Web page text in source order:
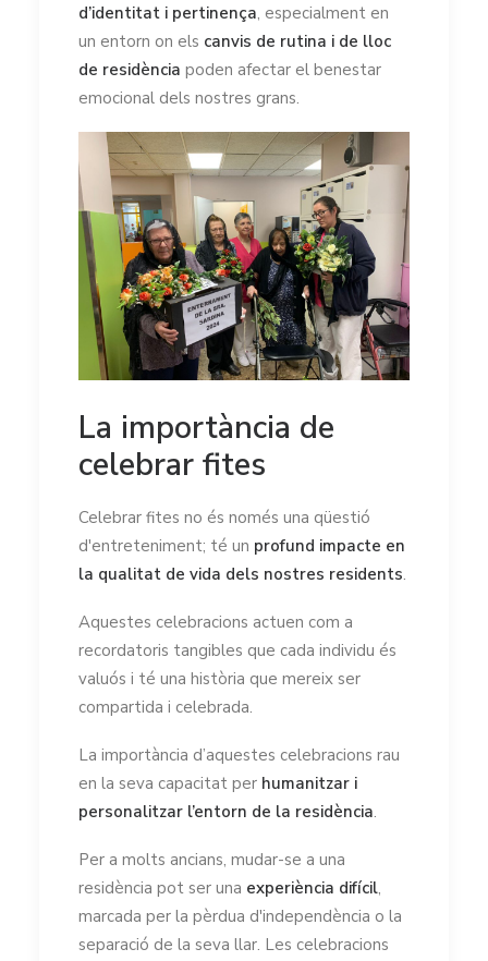
d’identitat i pertinença, especialment en
un entorn on els canvis de rutina i de lloc
de residència poden afectar el benestar
emocional dels nostres grans.
La importància de
celebrar fites
Celebrar fites no és només una qüestió
d'entreteniment; té un profund impacte en
la qualitat de vida dels nostres residents.
Aquestes celebracions actuen com a
recordatoris tangibles que cada individu és
valuós i té una història que mereix ser
compartida i celebrada.
La importància d’aquestes celebracions rau
en la seva capacitat per humanitzar i
personalitzar l’entorn de la residència.
Per a molts ancians, mudar-se a una
residència pot ser una experiència difícil,
marcada per la pèrdua d'independència o la
separació de la seva llar. Les celebracions